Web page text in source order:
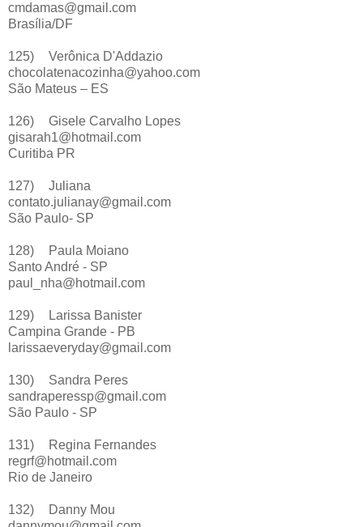
cmdamas@gmail.com
Brasília/DF
125)
Verônica D'Addazio
chocolatenacozinha@yahoo.com
São Mateus – ES
126)
Gisele Carvalho Lopes
gisarah1@hotmail.com
Curitiba PR
127)
Juliana
contato.julianay@gmail.com
São Paulo- SP
128)
Paula Moiano
Santo André - SP
paul_nha@hotmail.com
129)
Larissa Banister
Campina Grande - PB
larissaeveryday@gmail.com
130)
Sandra Peres
sandraperessp@gmail.com
São Paulo - SP
131)
Regina Fernandes
regrf@hotmail.com
Rio de Janeiro
132)
Danny Mou